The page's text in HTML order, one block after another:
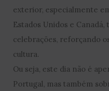
exterior, especialmente
Estados Unidos e
celebrações, reforçando
cultura.
Ou seja, este dia não é
Portugal, mas também